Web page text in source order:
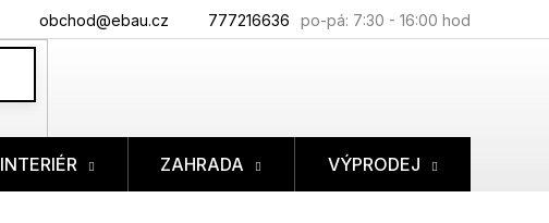
777216636
obchod@ebau.cz
INTERIÉR ZAHRADA VÝPRODEJ